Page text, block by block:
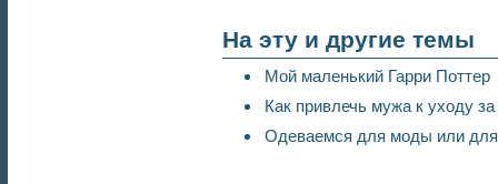
На эту и другие темы
Мой маленький Гарри Поттер
Как привлечь мужа к уходу
Одеваемся для моды или